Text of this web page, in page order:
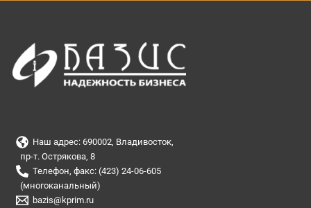
Наш адрес: 690002, Владивосток,
пр-т. Острякова, 8
Телефон, факс: (423) 24-06-605
(многоканальный)
bazis@kprim.ru